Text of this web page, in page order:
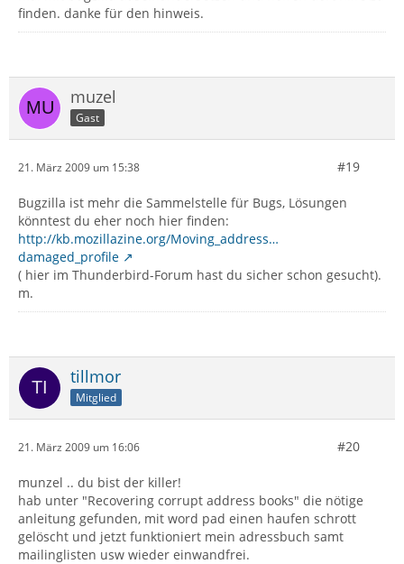
finden. danke für den hinweis.
muzel
Gast
21. März 2009 um 15:38 #19
Bugzilla ist mehr die Sammelstelle für Bugs, Lösungen
könntest du eher noch hier finden:
http://kb.mozillazine.org/Moving_address…
damaged_profile
( hier im Thunderbird-Forum hast du sicher schon gesucht).
m.
tillmor
Mitglied
21. März 2009 um 16:06 #20
munzel .. du bist der killer!
hab unter "Recovering corrupt address books" die nötige
anleitung gefunden, mit word pad einen haufen schrott
gelöscht und jetzt funktioniert mein adressbuch samt
mailinglisten usw wieder einwandfrei.